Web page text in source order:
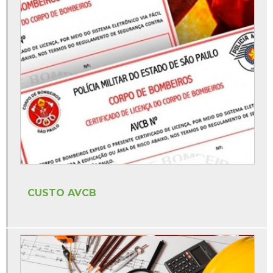
Empresa que faz avcb
Empresas de avcb sp
Laudo bombeiro clcb
Licença lp li lo
Licenciamento ambiental lp
Licenciamento ambiental lp li lo
Orçamento pgr
Treinamentos segurança do trabalho ead
Valor estudo de impacto de vizinhança
Valor ltcat
CUSTO AVCB